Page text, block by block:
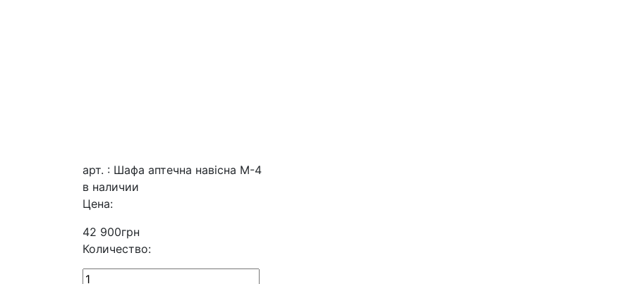
арт. : Шафа аптечна навісна М-4
в наличии
Цена:
42 900грн
Количество: